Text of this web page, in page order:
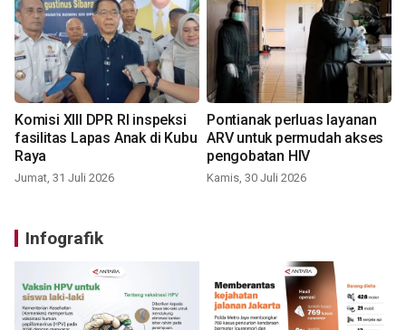
Komisi XIII DPR RI inspeksi
fasilitas Lapas Anak di Kubu
Raya
Jumat, 31 Juli 2026
Pontianak perluas layanan
ARV untuk permudah akses
pengobatan HIV
Kamis, 30 Juli 2026
Infografik